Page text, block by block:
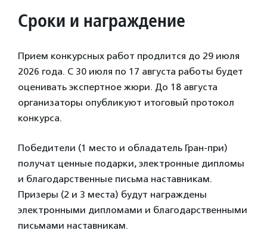
Сроки и награждение
Прием конкурсных работ продлится до 29 июля
2026 года. С 30 июля по 17 августа работы будет
оценивать экспертное жюри. До 18 августа
организаторы опубликуют итоговый протокол
конкурса.
Победители (1 место и обладатель Гран-при)
получат ценные подарки, электронные дипломы
и благодарственные письма наставникам.
Призеры (2 и 3 места) будут награждены
электронными дипломами и благодарственными
письмами наставникам.